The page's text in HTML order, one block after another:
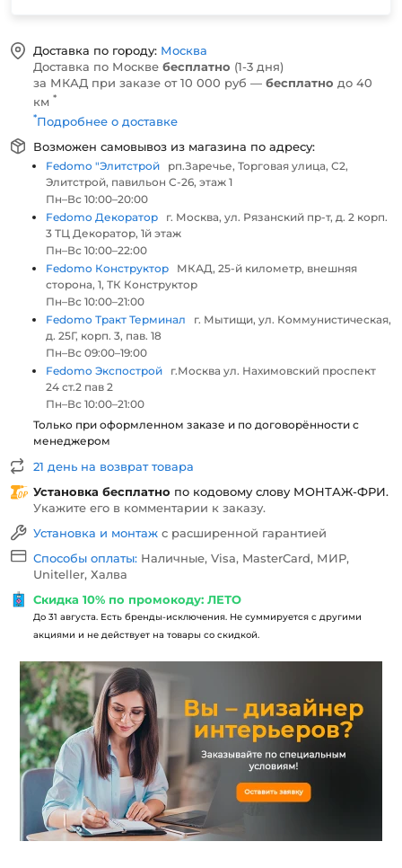
Доставка по городу: Москва
Доставка по Москве бесплатно (1-3 дня)
за МКАД при заказе от 10 000 руб — бесплатно до 40
км *
*Подробнее о доставке
Возможен самовывоз из магазина по адресу:
Fedomo "Элитстрой
рп.Заречье, Торговая улица, С2,
Элитстрой, павильон С-26, этаж 1
Пн–Вс 10:00–20:00
Fedomo Декоратор
г. Москва, ул. Рязанский пр-т, д. 2 корп.
3 ТЦ Декоратор, 1й этаж
Пн–Вс 10:00–22:00
Fedomo Конструктор
МКАД, 25-й километр, внешняя
сторона, 1, ТК Конструктор
Пн–Вс 10:00–21:00
Fedomo Тракт Терминал
г. Мытищи, ул. Коммунистическая,
д. 25Г, корп. 3, пав. 18
Пн–Вс 09:00–19:00
Fedomo Экспострой
г.Москва ул. Нахимовский проспект
24 ст.2 пав 2
Пн–Вс 10:00–21:00
Только при оформленном заказе и по договорённости с
менеджером
21 день на возврат товара
Установка бесплатно по кодовому слову МОНТАЖ-ФРИ.
Укажите его в комментарии к заказу.
Установка и монтаж с расширенной гарантией
Способы оплаты: Наличные, Visa, MasterCard, МИР,
Uniteller, Халва
Скидка 10% по промокоду: ЛЕТО
До 31 августа. Есть бренды-исключения. Не суммируется с другими
акциями и не действует на товары со скидкой.